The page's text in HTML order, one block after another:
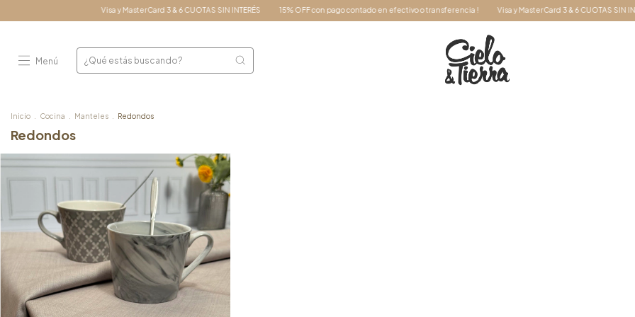
Visa y MasterCard 3 & 6 CUOTAS SIN INTERÉS 15% OFF con pago contado en efectivo o transferencia ! Visa y MasterCard 3 & 6 CUOTAS SIN
Menú
Inicio Cocina Manteles Redondos
Redondos